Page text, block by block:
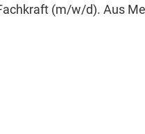
(m/w/d). Aus